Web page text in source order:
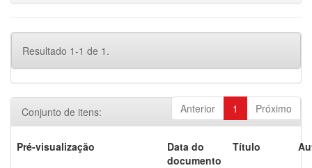
Resultado 1-1 de 1.
Anterior 1 Próximo
Conjunto de itens:
Pré-visualização
Data do
documento
Título